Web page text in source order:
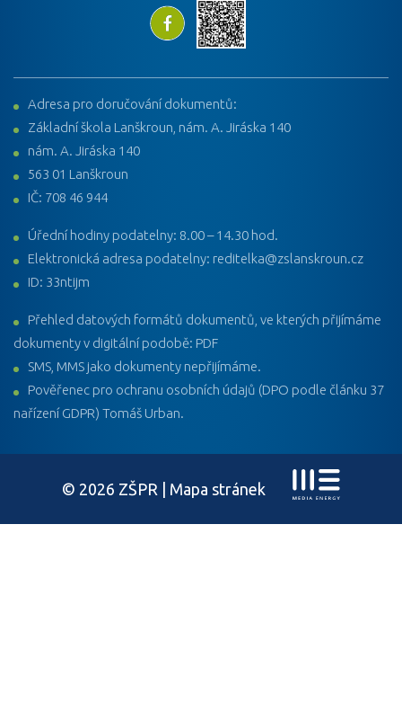
Adresa pro doručování dokumentů:
Základní škola Lanškroun, nám. A. Jiráska 140
nám. A. Jiráska 140
563 01 Lanškroun
IČ: 708 46 944
Úřední hodiny podatelny: 8.00 – 14.30 hod.
Elektronická adresa podatelny: reditelka@zslanskroun.cz
ID: 33ntijm
Přehled datových formátů dokumentů, ve kterých přijímáme
dokumenty v digitální podobě: PDF
SMS, MMS jako dokumenty nepřijímáme.
Pověřenec pro ochranu osobních údajů (DPO podle článku 37
nařízení GDPR) Tomáš Urban.
© 2026 ZŠPR | Mapa stránek